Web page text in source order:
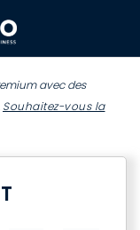
avec des
Souhaitez-vous la